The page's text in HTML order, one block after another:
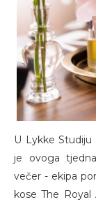
U Lykke
je ovoga
večer - ekipa
kose The